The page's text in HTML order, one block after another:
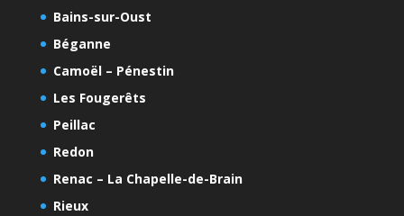
Bains-sur-Oust
Béganne
Camoël – Pénestin
Les Fougerêts
Peillac
Redon
Renac – La Chapelle-de-Brain
Rieux